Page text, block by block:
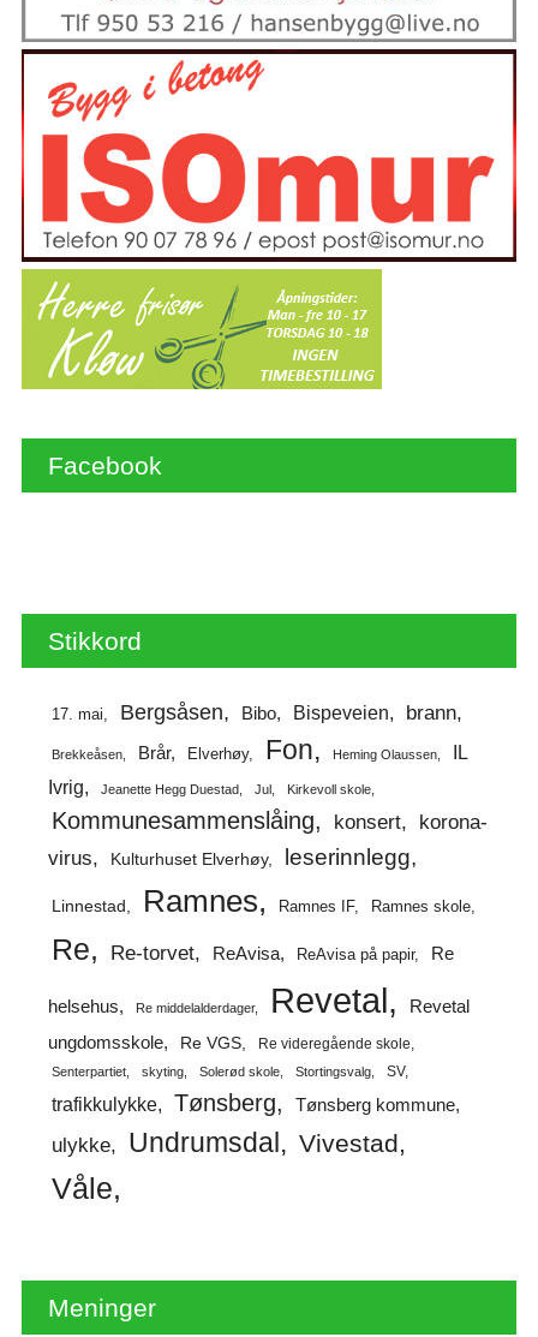
Facebook
Stikkord
17. mai Bergsåsen Bibo Bispeveien brann
Brekkeåsen Brår Elverhøy Fon Heming Olaussen
IL
Ivrig
Jeanette Hegg Duestad Jul Kirkevoll skole
Kommunesammenslåing konsert
korona-
virus
Kulturhuset Elverhøy leserinnlegg
Linnestad Ramnes Ramnes IF Ramnes skole
Re Re-torvet ReAvisa ReAvisa på papir Re
helsehus Re middelalderdager Revetal
Revetal
ungdomsskole
Re VGS Re videregående skole
Senterpartiet skyting Solerød skole Stortingsvalg SV
trafikkulykke Tønsberg Tønsberg kommune
ulykke Undrumsdal Vivestad
Våle
Meninger